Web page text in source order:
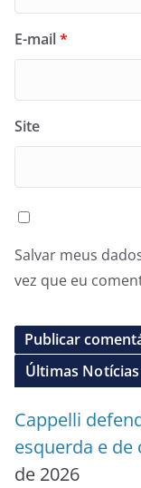
E-mail*
Site
Salvar meus
vez que eu
Últimas Notícias
Cappelli
esquerda e
de 2026